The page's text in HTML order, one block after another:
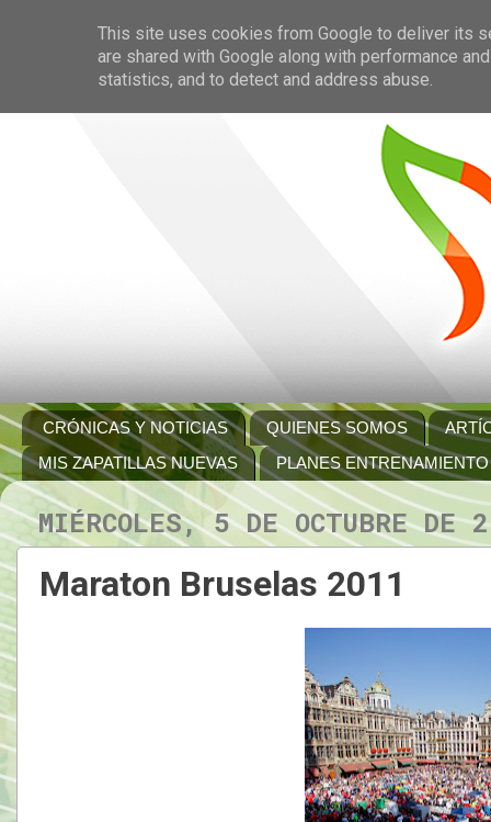
CRÓNICAS Y NOTICIAS QUIENES SOMOS
MIS ZAPATILLAS NUEVAS
PLANES ENTRENAMIENTO
MIÉRCOLES, 5 DE OCTUBRE DE
Maraton Bruselas 2011
This site uses cookies from Google to deliver its
are shared with Google along with performance
statistics, and to detect and address abuse.